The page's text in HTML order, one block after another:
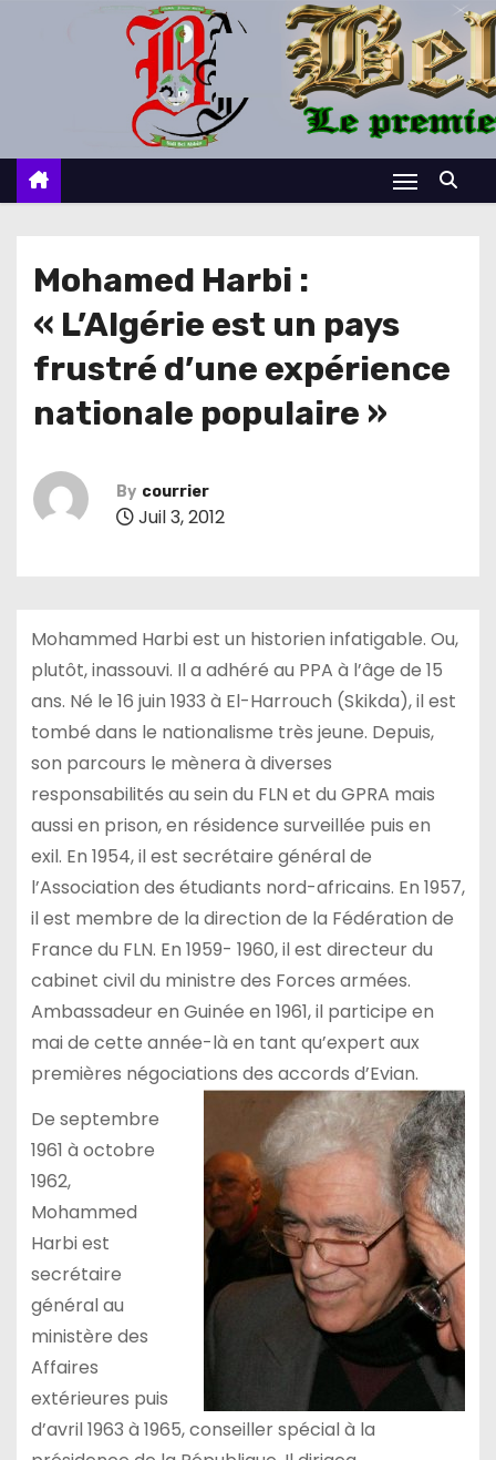
c
Mohamed Harbi :
« L’Algérie est un pays
frustré d’une expérience
nationale populaire »
By courrier
Juil 3, 2012
Mohammed Harbi est un historien infatigable. Ou,
plutôt, inassouvi. Il a adhéré au PPA à l’âge de 15
ans. Né le 16 juin 1933 à El-Harrouch (Skikda), il est
tombé dans le nationalisme très jeune. Depuis,
son parcours le mènera à diverses
responsabilités au sein du FLN et du GPRA mais
aussi en prison, en résidence surveillée puis en
exil. En 1954, il est secrétaire général de
l’Association des étudiants nord-africains. En 1957,
il est membre de la direction de la Fédération de
France du FLN. En 1959- 1960, il est directeur du
cabinet civil du ministre des Forces armées.
Ambassadeur en Guinée en 1961, il participe en
mai de cette année-là en tant qu’expert aux
premières négociations des accords d’Evian.
De septembre
1961 à octobre
1962,
Mohammed
Harbi est
secrétaire
général au
ministère des
Affaires
extérieures puis
d’avril 1963 à 1965, conseiller spécial à la